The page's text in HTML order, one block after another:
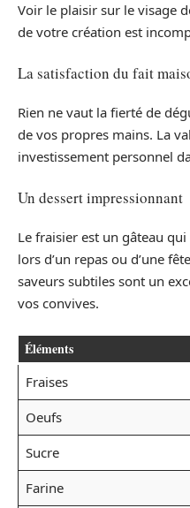
Voir le plaisir sur le visage
de votre création est
La satisfaction du fait
Rien ne vaut la fierté de
de vos propres mains. La
investissement personnel
Un dessert impressionnant
Le fraisier est un gâteau
lors d’un repas ou d’une
saveurs subtiles sont un
vos convives.
Éléments
Fraises
Oeufs
Sucre
Farine